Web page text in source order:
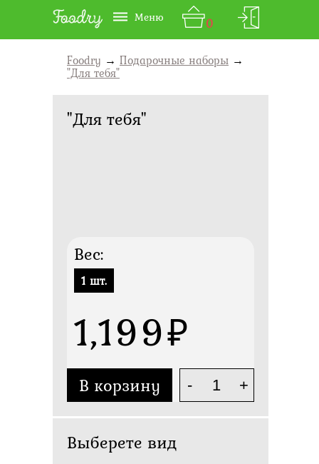
Меню 0
Foodry → Подарочные наборы →
"Для тебя"
"Для тебя"
Вес:
1 шт.
1,199
В корзину - +
Выберете вид